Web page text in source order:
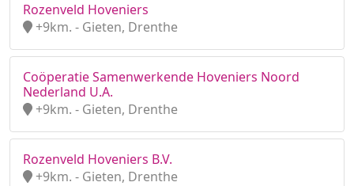
Rozenveld Hoveniers
+9km. - Gieten, Drenthe
Coöperatie Samenwerkende Hoveniers Noord
Nederland U.A.
+9km. - Gieten, Drenthe
Rozenveld Hoveniers B.V.
+9km. - Gieten, Drenthe